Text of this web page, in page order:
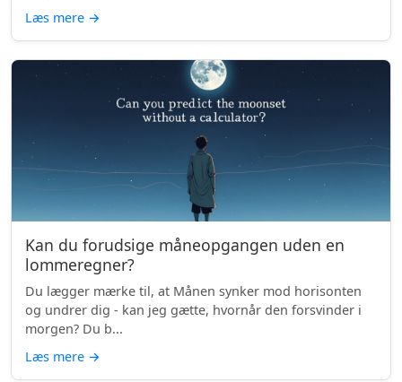
Læs mere →
Kan du forudsige måneopgangen uden en
lommeregner?
Du lægger mærke til, at Månen synker mod horisonten
og undrer dig - kan jeg gætte, hvornår den forsvinder i
morgen? Du b...
Læs mere →